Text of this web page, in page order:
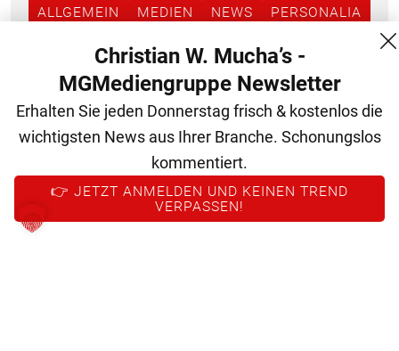
ALLGEMEIN MEDIEN NEWS
PERSONALIA
Christian W. Mucha’s -
MGMediengruppe Newsletter
Erhalten Sie jeden Donnerstag frisch & kostenlos die
wichtigsten News aus Ihrer Branche. Schonungslos
kommentiert.
👉 JETZT ANMELDEN UND KEINEN TREND
VERPASSEN!